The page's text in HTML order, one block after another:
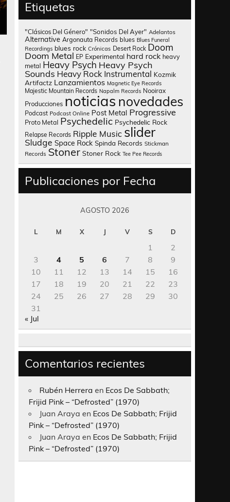
Etiquetas
"Clásicos Del Género" "Sonidos Del Ayer" Adelantos
Alternative Argonauta Records blues Blues Funeral
Recordings blues rock Crónicas Desert Rock Doom
Doom Metal EP Experimental hard rock heavy
metal Heavy Psych Heavy Psych
Sounds Heavy Rock Instrumental Kozmik
Artifactz Lanzamientos Magnetic Eye Records
Majestic Mountain Records Napalm Records Nooirax
Producciones noticias novedades
Podcast Podcast Online Post Metal Progressive
Proto Metal Psychedelic Psychedelic Rock
Relapse Records Ripple Music slider
Sludge Space Rock Spinda Records Stickman
Records Stoner Stoner Rock Tee Pee Records
Publicaciones por Fecha
AGOSTO 2026
L M X J V S D
1
2
3
4 5 6 7 8
9
10
11 12 13 14 15
16
17
18 19 20 21 22
23
24
25 26 27 28 29
30
31
« Jul
Comentarios recientes
Rubén Herrera en Ecos De Sabbath;
Frijid Pink – “Defrosted” (1970)
Juan Araya en Ecos De Sabbath; Frijid
Pink – “Defrosted” (1970)
Juan Araya en Ecos De Sabbath; Frijid
Pink – “Defrosted” (1970)